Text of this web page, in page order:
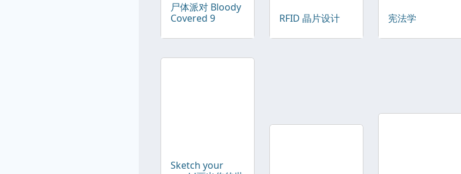
尸体派对 Bloody
Covered 9
RFID 晶片设计 宪法学
Sketch your